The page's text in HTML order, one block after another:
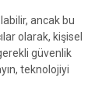
ancak bu
olarak, kişisel
güvenlik
teknolojiyi